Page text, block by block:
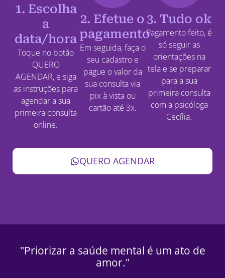
1. Escolha
a
data/hora
Toque no botão
QUERO
AGENDAR, e siga
as instruções para
agendar a sua
primeira consulta
online.
2. Efetue o
pagamento
Em seguida, faça o
seu cadastro e
pague o valor da
sua consulta via
pix à vista ou
cartão até 3x.
3. Tudo ok
Pagamento feito, é
só seguir as
orientações na
tela e se preparar
para a sua
primeira consulta
com a psicóloga
Cecília.
QUERO AGENDAR
"Priorizar a saúde mental é um ato de
amor."